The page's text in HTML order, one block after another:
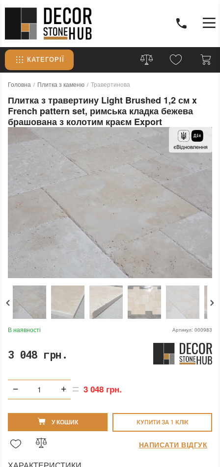
КАТЕГОРІЇ
Головна Плитка з каменю Травертинова
Плитка з травертину Light Brushed 1,2 см x
French pattern set, римська кладка бежева
брашована з колотим краєм Export
Артикул: 000983
В наявності
3 048 грн.
3 048 грн.
У КОШИК КУПИТИ ЗА 1 КЛIК
НАПИСАТИ ВІДГУК